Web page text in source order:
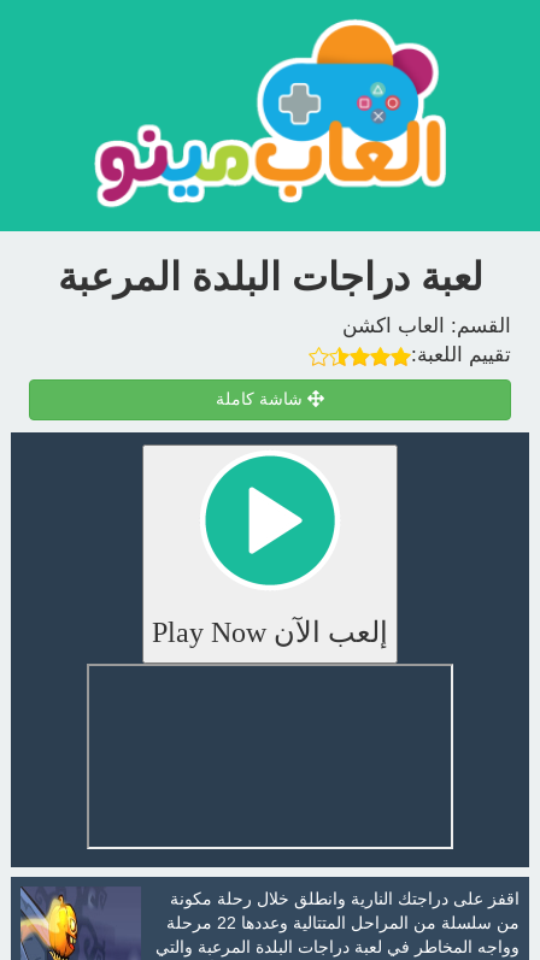
لعبة دراجات البلدة المرعبة
القسم:
العاب اكشن
تقييم اللعبة:
شاشة كاملة
إلعب الآن Play Now
اقفز على دراجتك النارية وانطلق خلال رحلة مكونة
من سلسلة من المراحل المتتالية وعددها 22 مرحلة
وواجه المخاطر في لعبة دراجات البلدة المرعبة والتي